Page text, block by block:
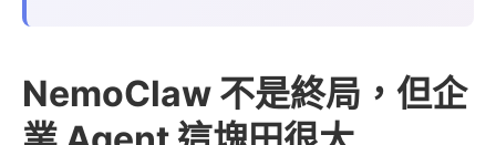
NemoClaw 不是終局，但企